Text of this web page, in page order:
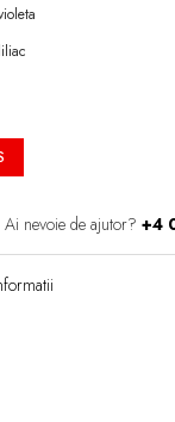
Ai nevoie de ajutor? +4